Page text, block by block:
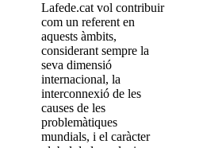
Lafede.cat vol contribuir
com un referent en
aquests àmbits,
considerant sempre la
seva dimensió
internacional, la
interconnexió de les
causes de les
problemàtiques
mundials, i el caràcter